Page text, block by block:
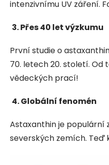
intenzivnímu UV záření.
3. Přes 40 let výzkumu
První studie o
70. letech 20. století. Od
vědeckých prací!
4. Globální fenomén
Astaxanthin je populární
severských zemích. Teď